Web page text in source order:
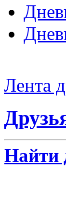
Лента
Найти